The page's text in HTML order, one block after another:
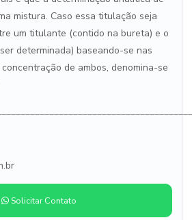
mistura. Caso essa titulação seja
um titulante (contido na bureta) e o
determinada) baseando-se nas
de ambos, denomina-se
Solicitar Contato